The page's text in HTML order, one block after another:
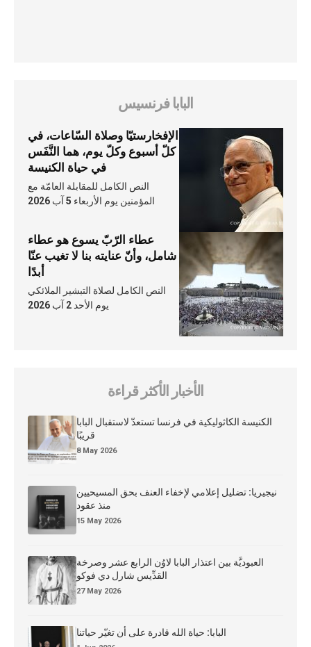
البابا فرنسيس
الإفخارستيّا وصلاة السّاعات، في
كلّ أسبوع وكلّ يوم، هما النَّفَس
في حياة الكنيسة
النص الكامل للمقابلة العامّة مع
المؤمنين يوم الأربعاء 5 آب 2026
عطاء الرّبّ يسوع هو عطاء
شامل، وأنّ عنايته بنا لا تغيب عنّا
أبدًا
النص الكامل لصلاة التبشير الملائكي
يوم الأحد 2 آب 2026
الأخبار الأكثر قراءة
الكنيسة الكاثوليكية في فرنسا تستعدّ لاستقبال البابا
قريبًا
8 May 2026
نيجيريا: تضليل إعلامي لإخفاء العنف بحق المسيحيين
منذ عقود
15 May 2026
العبوديَّة بين اعتذار البابا لاوُن الرابع عشر وصرخة
القدِّيس شارل دي فوكو
27 May 2026
البابا: حياة الله قادرة على أن تغيّر حياتنا